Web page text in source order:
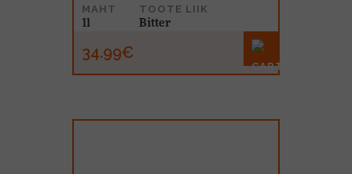
MAHT
1l
TOOTE LIIK
Bitter
34.99€